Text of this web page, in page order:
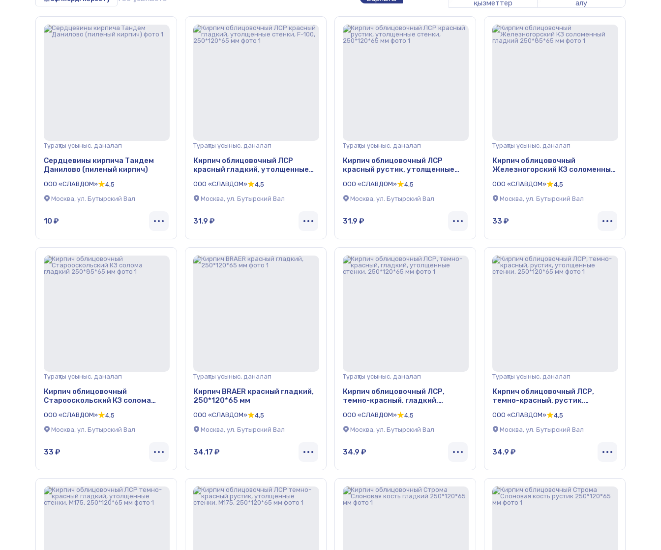
қызметтер
алу
Тұрақты ұсыныс, даналап
Сердцевины кирпича Тандем
Данилово (пиленый кирпич)
ООО «СЛАВДОМ»
4,5
Москва, ул. Бутырский Вал
10 ₽
Тұрақты ұсыныс, даналап
Кирпич облицовочный ЛСР
красный гладкий, утолщенные
ООО «СЛАВДОМ»
4,5
Москва, ул. Бутырский Вал
31.9 ₽
Тұрақты ұсыныс, даналап
Кирпич облицовочный ЛСР
красный рустик, утолщенные
ООО «СЛАВДОМ»
4,5
Москва, ул. Бутырский Вал
31.9 ₽
Тұрақты ұсыныс, даналап
Кирпич облицовочный
Железногорский КЗ соломенный
ООО «СЛАВДОМ»
4,5
Москва, ул. Бутырский Вал
33 ₽
Тұрақты ұсыныс, даналап
Кирпич облицовочный
Старооскольский КЗ солома
ООО «СЛАВДОМ»
4,5
Москва, ул. Бутырский Вал
33 ₽
Тұрақты ұсыныс, даналап
Кирпич BRAER красный гладкий,
250*120*65 мм
ООО «СЛАВДОМ»
4,5
Москва, ул. Бутырский Вал
34.17 ₽
Тұрақты ұсыныс, даналап
Кирпич облицовочный ЛСР,
темно-красный, гладкий,
мм
ООО «СЛАВДОМ»
4,5
Москва, ул. Бутырский Вал
34.9 ₽
Тұрақты ұсыныс, даналап
Кирпич облицовочный ЛСР,
темно-красный, рустик,
мм
ООО «СЛАВДОМ»
4,5
Москва, ул. Бутырский Вал
34.9 ₽